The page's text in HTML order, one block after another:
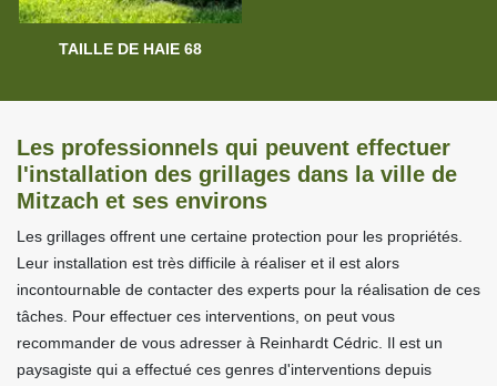
TAILLE DE HAIE 68
Les professionnels qui peuvent effectuer
l'installation des grillages dans la ville de
Mitzach et ses environs
Les grillages offrent une certaine protection pour les propriétés.
Leur installation est très difficile à réaliser et il est alors
incontournable de contacter des experts pour la réalisation de ces
tâches. Pour effectuer ces interventions, on peut vous
recommander de vous adresser à Reinhardt Cédric. Il est un
paysagiste qui a effectué ces genres d'interventions depuis